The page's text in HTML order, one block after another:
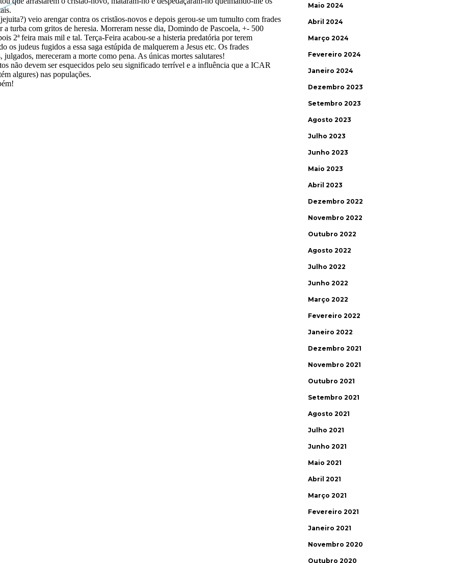
Maio 2024
Abril 2024
Março 2024
Fevereiro 2024
Janeiro 2024
Dezembro 2023
Setembro 2023
Agosto 2023
Julho 2023
Junho 2023
Maio 2023
Abril 2023
Dezembro 2022
Novembro 2022
Outubro 2022
Agosto 2022
Julho 2022
Junho 2022
Março 2022
Fevereiro 2022
Janeiro 2022
Dezembro 2021
Novembro 2021
Outubro 2021
Setembro 2021
Agosto 2021
Julho 2021
Junho 2021
Maio 2021
Abril 2021
Março 2021
Fevereiro 2021
Janeiro 2021
Novembro 2020
Outubro 2020